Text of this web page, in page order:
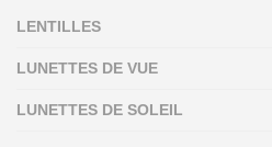
LENTILLES
LUNETTES DE VUE
LUNETTES DE SOLEIL